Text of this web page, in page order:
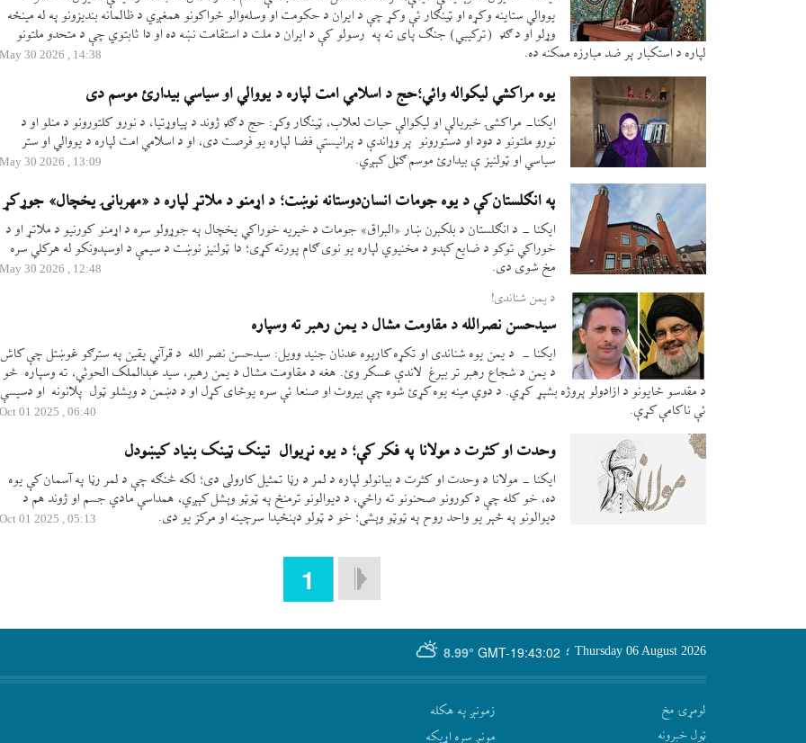
یووالي ستاینه وکړه او ټینګار ئې وکړ چې د ایران د حکومت او وسله‌والو ځواکونو همغږي د ظالمانه بندیزونو په له مینځه
وړلو او د ګډ (ترکیبي) جنګ پای ته په رسولو کې د ایران د ملت د استقامت نښه ده او دا ثابتوي چې د متحدو ملتونو
لپاره د استکبار پر ضد مبارزه ممکنه ده.
14:38 , 2026 May 30
یوه مراکشي لیکواله وائي؛حج د اسلامي امت لپاره د یووالي او سیاسي بیدارئ موسم دی
ایکنا- مراکشۍ خبریالې او لیکوالې حیات لعلاب، ټینګار وکړ: حج د ګډ ژوند د پیاوړتیا، د نورو کلتورونو د منلو او د
نورو ملتونو د دود او دستورونو پر وړاندې د پرانیستې فضا لپاره یو فرصت دی، او د اسلامي امت لپاره د یووالي او ستر
سیاسي او ټولنیز ې بیدارئ موسم ګڼل کېږي.
13:09 , 2026 May 30
په انګلستان کې د یوه جومات انسان‌دوستانه نوښت؛ د اړمنو د ملاتړ لپاره د «مهربانۍ یخچال» جوړ کړ
ایکنا - د انګلستان د بلکبرن ښار «البراق» جومات د خیریه خوراکي یخچال په جوړولو سره د اړمنو کورنیو د ملاتړ او د
خوراکي توکو د ضایع کېدو د مخنیوي لپاره یو نوی ګام پورته کړی؛ دا ټولنیز نوښت د سیمې د اوسېدونکو له هرکلي سره
مخ شوی دی.
12:48 , 2026 May 30
د یمن شناندی!
سیدحسن نصرالله د مقاومت مشال د یمن رهبر ته وسپاره
ایکنا - د یمن یوه شناندی او تکړه کارپوه عدنان جنید وویل: سیدحسن نصر الله د قرآني یقین په سترګو غوښتل چې کاش
د یمن د شجاع رهبر تر بیرغ لاندې عسکر وئ. هغه د مقاومت مشال د یمن رهبر، سید عبدالملک الحوثي، ته وسپاره څو
د مقدسو ځایونو د ازادولو پروژه بشپړ کړي. د دوي مینه یوه کړئ شوه چې بيروت او صنعا ئې سره یوځای کړل او د دښمن د ویشلو ټول پلانونه او دسیسې
ئې ناکامې کړې.
06:40 , 2025 Oct 01
وحدت او کثرت د مولانا په فکر کې؛ د یوه نړیوال تینک ټینک بنیاد کیښودل
ایکنا - مولانا د وحدت او کثرت د بیانولو لپاره د لمر د رڼا تمثیل کارولی دی؛ لکه څنګه چې د لمر رڼا په آسمان کې یوه
ده، خو کله چې د کورونو صحنونو ته راځي، د دیوالونو ترمنځ په ټوټو وېشل کېږي، همداسې مادي جسم او ژوند هم د
دیوالونو په څېر یو واحد روح په ټوټو وېشي؛ خو د ټولو دپنځيدا سرچینه او مرکز یو دی.
05:13 , 2025 Oct 01
1
GMT-19:43:02
8.99° Thursday 06 August 2026 ؛
لومړۍ مخ
ټول خبرونه
زمونږ په هکله
مونږ سره اړيکه